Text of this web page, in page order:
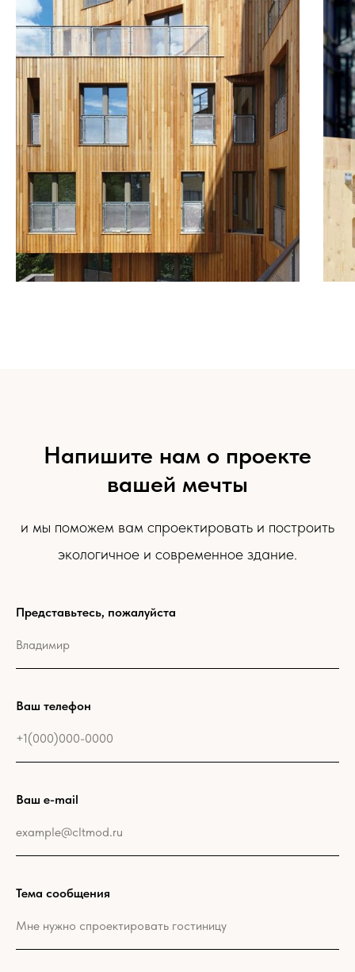
Напишите нам о проекте
вашей мечты
и мы поможем вам спроектировать и построить
экологичное и современное здание.
Представьтесь, пожалуйста
Ваш телефон
Ваш e-mail
Тема сообщения